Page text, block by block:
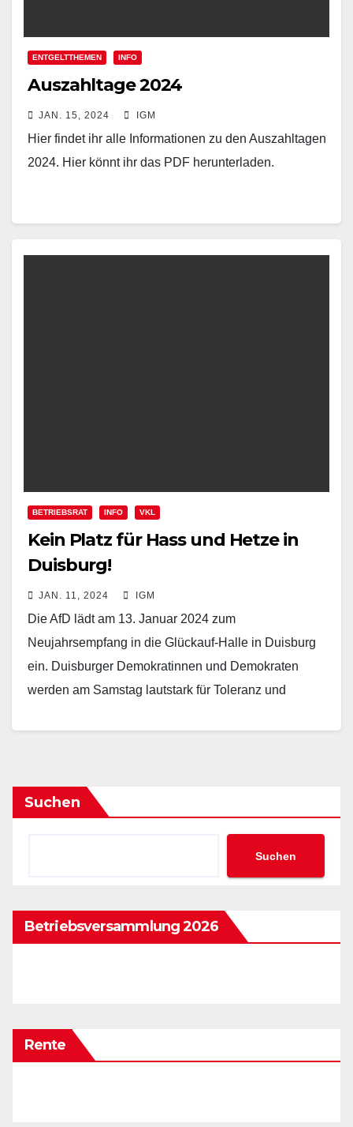
ENTGELTTHEMEN INFO
Auszahltage 2024
JAN. 15, 2024 IGM
Hier findet ihr alle Informationen zu den Auszahltagen
2024. Hier könnt ihr das PDF herunterladen.
BETRIEBSRAT INFO VKL
Kein Platz für Hass und Hetze in
Duisburg!
JAN. 11, 2024 IGM
Die AfD lädt am 13. Januar 2024 zum
Neujahrsempfang in die Glückauf-Halle in Duisburg
ein. Duisburger Demokratinnen und Demokraten
werden am Samstag lautstark für Toleranz und
Suchen
Suchen
Betriebsversammlung 2026
Rente